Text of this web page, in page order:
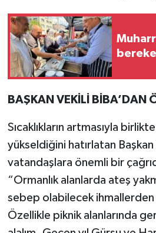
BAŞKAN VEKİLİ BİBA’DAN
Sıcaklıkların artmasıyla
yükseldiğini hatırlatan Başkan
vatandaşlara önemli bir
“Ormanlık alanlarda ateş
sebep olabilecek ihmallerden
Özellikle piknik alanlarında